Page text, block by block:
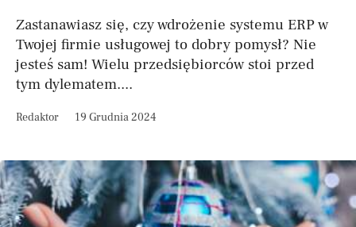
Zastanawiasz się, czy wdrożenie systemu ERP w
Twojej firmie usługowej to dobry pomysł? Nie
jesteś sam! Wielu przedsiębiorców stoi przed
tym dylematem....
Redaktor 19 Grudnia 2024